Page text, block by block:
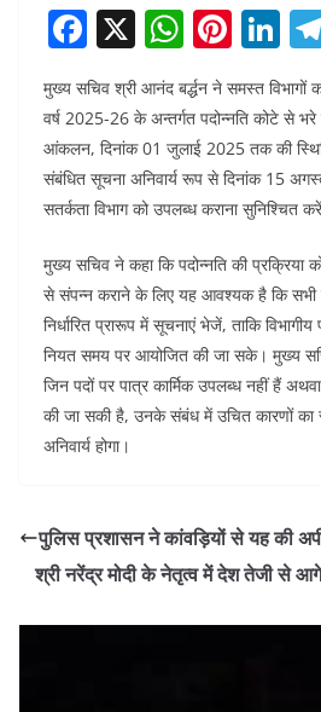
F
a
c
e
b
o
o
k
X W
h
at
s
A
p
p
Pi
nt
er
e
st
Li
n
k
e
dI
n
मुख्य सचिव श्री आनंद बर्द्धन ने समस्त विभागों
वर्ष 2025-26 के अन्तर्गत पदोन्नति कोटे से भरे
आंकलन, दिनांक 01 जुलाई 2025 तक की
संबंधित सूचना अनिवार्य रूप से दिनांक 15
सतर्कता विभाग को उपलब्ध कराना सुनिश्चित
मुख्य सचिव ने कहा कि पदोन्नति की प्रक्रिया
से संपन्न कराने के लिए यह आवश्यक है कि
निर्धारित प्रारूप में सूचनाएं भेजें, ताकि
नियत समय पर आयोजित की जा सके। मुख्य
जिन पदों पर पात्र कार्मिक उपलब्ध नहीं हैं
की जा सकी है, उनके संबंध में उचित कारणों का
अनिवार्य होगा।
पुलिस प्रशासन ने कांवड़ियों से यह की
श्री नरेंद्र मोदी के नेतृत्व में देश तेजी से